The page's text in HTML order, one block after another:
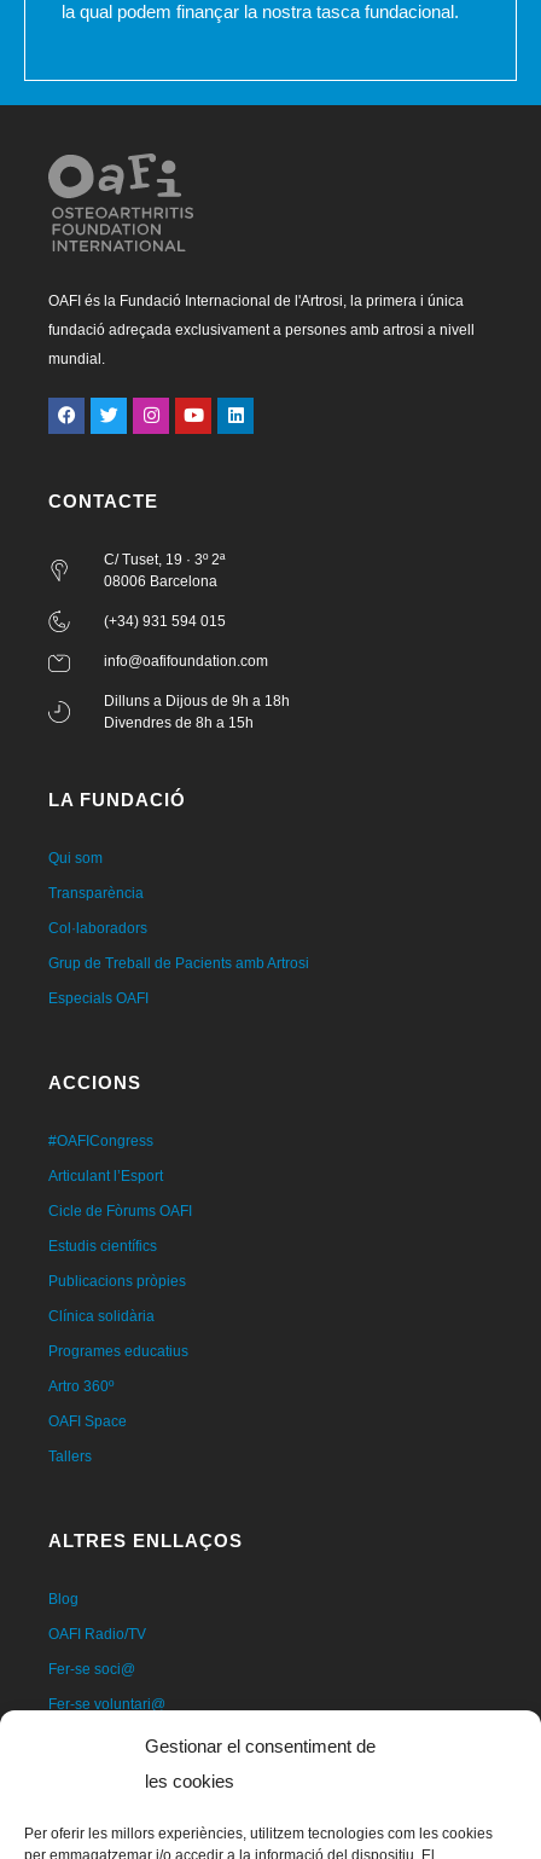
Gestionar el consentiment de
les cookies
Per oferir les millors experiències, utilitzem tecnologies com les cookies
per emmagatzemar i/o accedir a la informació del dispositiu. El
la qual podem finançar la nostra tasca fundacional.
OAFI és la Fundació Internacional de l'Artrosi, la primera i única
fundació adreçada exclusivament a persones amb artrosi a nivell
mundial.
CONTACTE
C/ Tuset, 19 · 3º 2ª
08006 Barcelona
(+34) 931 594 015
info@oafifoundation.com
Dilluns a Dijous de 9h a 18h
Divendres de 8h a 15h
LA FUNDACIÓ
Qui som
Transparència
Col·laboradors
Grup de Treball de Pacients amb Artrosi
Especials OAFI
ACCIONS
#OAFICongress
Articulant l’Esport
Cicle de Fòrums OAFI
Estudis científics
Publicacions pròpies
Clínica solidària
Programes educatius
Artro 360º
OAFI Space
Tallers
ALTRES ENLLAÇOS
Blog
OAFI Radio/TV
Fer-se soci@
Fer-se voluntari@